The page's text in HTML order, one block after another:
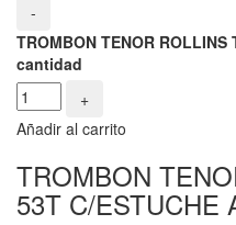
-
TROMBON TENOR ROLLINS
cantidad
+
Añadir al carrito
TROMBON
53T C/ESTUCHE